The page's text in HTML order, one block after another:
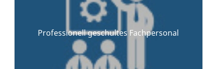
Professionell geschultes Fachpersonal